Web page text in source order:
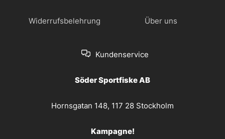
Widerrufsbelehrung Über uns
Kundenservice
Söder Sportfiske AB
Hornsgatan 148, 117 28 Stockholm
Kampagne!